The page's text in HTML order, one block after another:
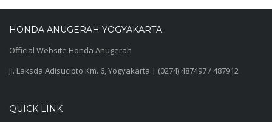
HONDA ANUGERAH YOGYAKARTA
Official Website Honda Anugerah
Jl. Laksda Adisucipto Km. 6, Yogyakarta | (0274) 487497 / 487912
QUICK LINK